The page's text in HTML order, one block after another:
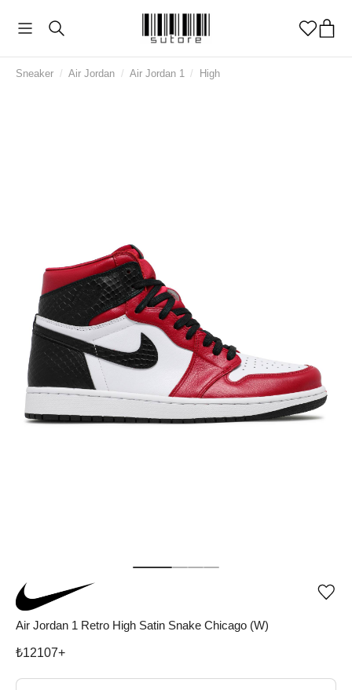
Sneaker / Air Jordan / Air Jordan 1 / High
Air Jordan 1 Retro High Satin Snake Chicago (W)
₺12107+
Beden Seç